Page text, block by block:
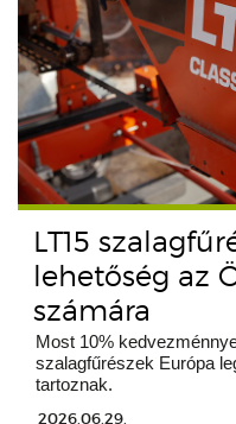
LT15
lehetőség az
számára
Most 10%
szalagfűrészek Európa
tartoznak.
2026.06.29.